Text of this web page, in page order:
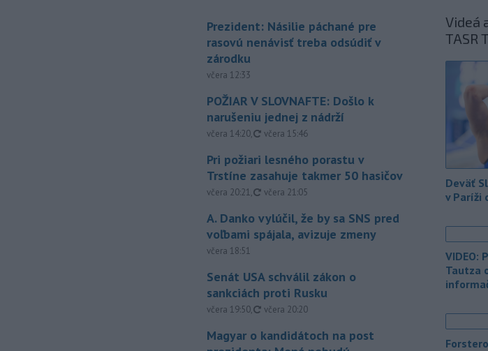
Prezident: Násilie páchané pre
rasovú nenávisť treba odsúdiť v
zárodku
včera 12:33
POŽIAR V SLOVNAFTE: Došlo k
narušeniu jednej z nádrží
včera 14:20, aktualizované
včera 15:46
Pri požiari lesného porastu v
Trstíne zasahuje takmer 50 hasičov
včera 20:21, aktualizované
včera 21:05
A. Danko vylúčil, že by sa SNS pred
voľbami spájala, avizuje zmeny
včera 18:51
Senát USA schválil zákon o
sankciách proti Rusku
včera 19:50, aktualizované
včera 20:20
Magyar o kandidátoch na post
ktorý sa
pod
bude
TASR to
Anton
15:17 -
upraví
- V
Slovnaft
produkt.
rafinéria
13:50 -
na
Videá
TASR
Deväť
v Paríži
VIDEO:
Tautza